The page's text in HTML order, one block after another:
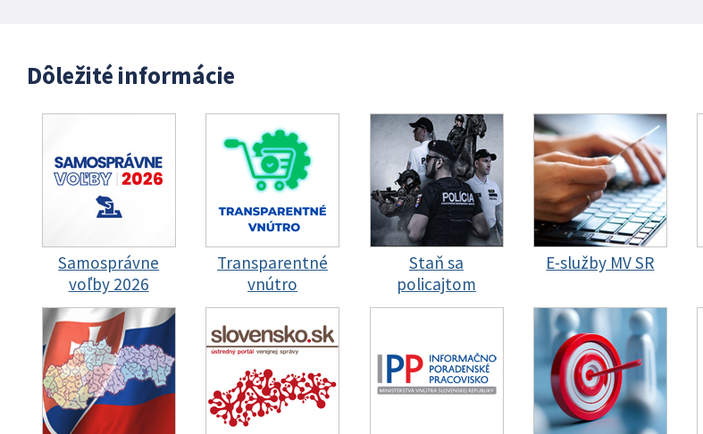
Dôležité informácie
Samosprávne
voľby 2026
Transparentné
vnútro
Staň sa
policajtom
E-služby MV SR